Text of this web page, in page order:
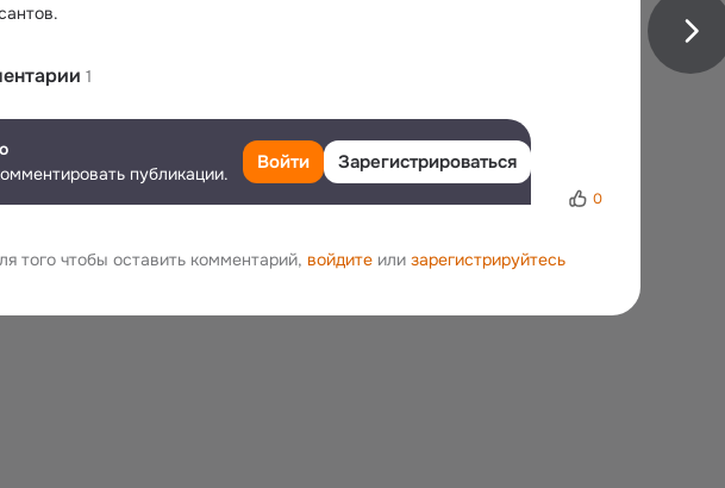
1
смертную казнь!
0
того чтобы оставить комментарий, войдите или зарегистрируйтесь
публикации.
Войти Зарегистрироваться